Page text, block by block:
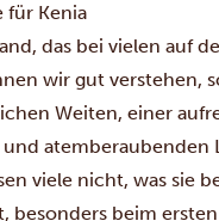
für Kenia
das bei vielen auf
wir gut verstehen,
Weiten, einer
atemberaubenden
viele nicht, was sie
besonders beim